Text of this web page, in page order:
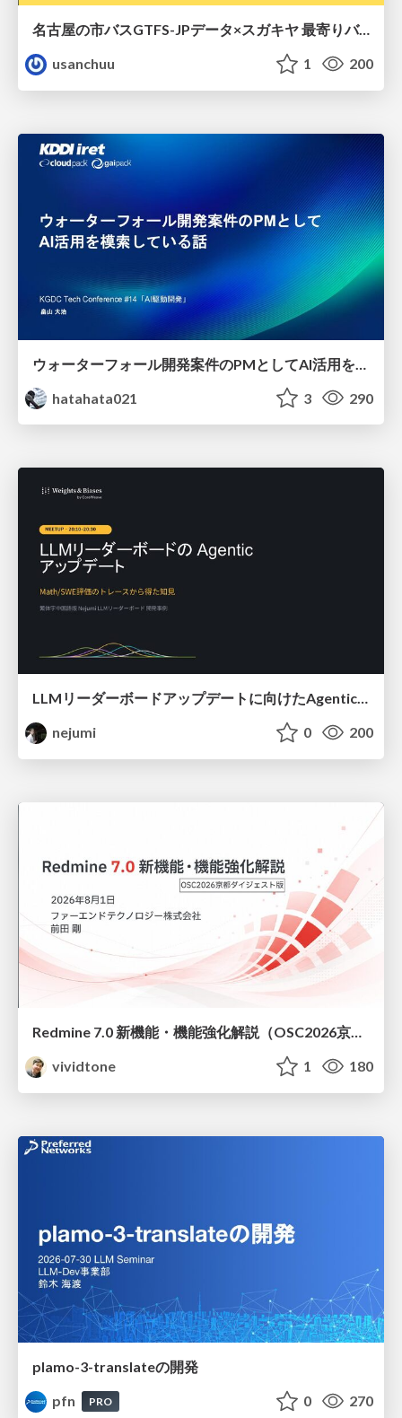
名古屋の市バスGTFS-JPデータ×スガキヤ 最寄りバス停検索をAmazon ElastiCache Serverless for Valkeyで最適化する
usanchuu
1 200
hatahata021
3 290
LLMリーダーボードアップデートに向けたAgentic Math_SWEのトレースについて
nejumi
0 200
Redmine 7.0 新機能・機能強化解説（OSC2026京都ダイジェスト版）
vividtone
1 180
plamo-3-translateの開発
pfn
PRO 0 270